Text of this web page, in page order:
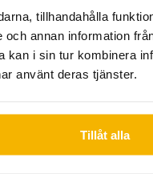
tillhandahålla
annan information
kan i sin tur kombinera
använt deras tjänster.
Tillåt alla
that